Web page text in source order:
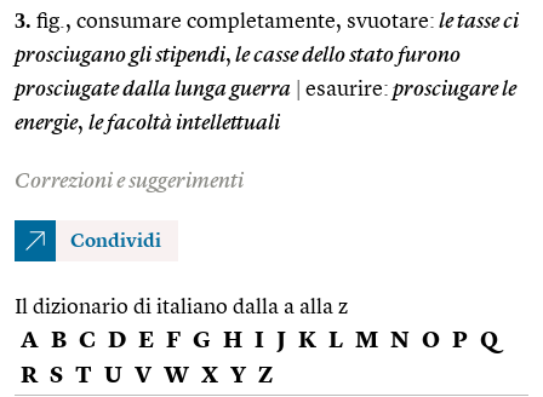
3. fig., consumare completamente, svuotare: le tasse ci
prosciugano gli stipendi, le casse dello stato furono
prosciugate dalla lunga guerra
esaurire: prosciugare le
energie, le facoltà intellettuali
Correzioni e suggerimenti
Condividi
Il dizionario di italiano dalla a alla z
A B C D E F G H I J K L M N O P Q
R S T U V W X Y Z